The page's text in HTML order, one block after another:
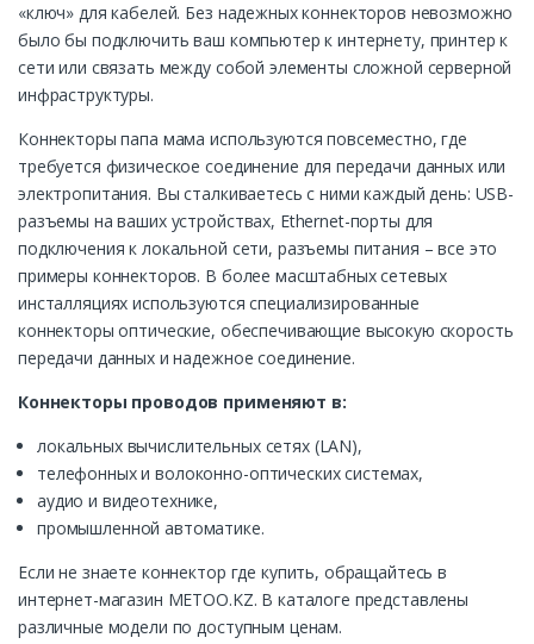
«ключ» для кабелей. Без надежных коннекторов невозможно
было бы подключить ваш компьютер к интернету, принтер к
сети или связать между собой элементы сложной серверной
инфраструктуры.
Коннекторы папа мама используются повсеместно, где
требуется физическое соединение для передачи данных или
электропитания. Вы сталкиваетесь с ними каждый день: USB-
разъемы на ваших устройствах, Ethernet-порты для
подключения к локальной сети, разъемы питания – все это
примеры коннекторов. В более масштабных сетевых
инсталляциях используются специализированные
коннекторы оптические, обеспечивающие высокую скорость
передачи данных и надежное соединение.
Коннекторы проводов применяют в:
локальных вычислительных сетях (LAN),
телефонных и волоконно-оптических системах,
аудио и видеотехнике,
промышленной автоматике.
Если не знаете коннектор где купить, обращайтесь в
интернет-магазин METOO.KZ. В каталоге представлены
различные модели по доступным ценам.